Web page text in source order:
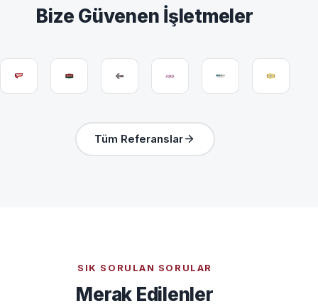
Bize Güvenen İşletmeler
Tüm Referanslar
SIK SORULAN SORULAR
Merak Edilenler